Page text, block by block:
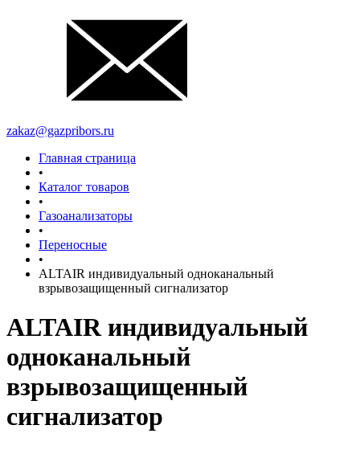
zakaz@gazpribors.ru
Главная страница
•
Каталог товаров
•
Газоанализаторы
•
Переносные
•
ALTAIR индивидуальный одноканальный
взрывозащищенный сигнализатор
ALTAIR индивидуальный
одноканальный
взрывозащищенный
сигнализатор